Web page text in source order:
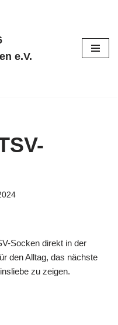
e.V.
Socken direkt in der
den Alltag, das nächste
zu zeigen.